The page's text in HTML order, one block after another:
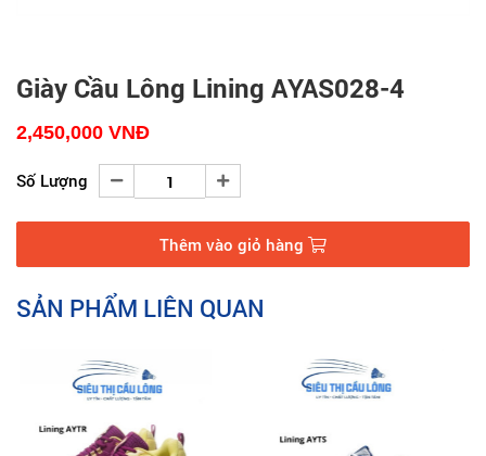
Giày Cầu Lông Lining AYAS028-4
2,450,000 VNĐ
Số Lượng
Thêm vào giỏ hàng
SẢN PHẨM LIÊN QUAN